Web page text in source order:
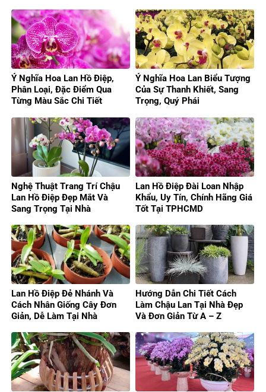
Ý Nghĩa Hoa Lan Hồ Điệp,
Phân Loại, Đặc Điểm Qua
Từng Màu Sắc Chi Tiết
Ý Nghĩa Hoa Lan Biểu Tượng
Của Sự Thanh Khiết, Sang
Trọng, Quý Phái
Nghệ Thuật Trang Trí Chậu
Lan Hồ Điệp Đẹp Mắt Và
Sang Trọng Tại Nhà
Lan Hồ Điệp Đài Loan Nhập
Khẩu, Uy Tín, Chính Hãng Giá
Tốt Tại TPHCMD
Lan Hồ Điệp Đẻ Nhánh Và
Cách Nhân Giống Cây Đơn
Giản, Dễ Làm Tại Nhà
Hướng Dẫn Chi Tiết Cách
Làm Chậu Lan Tại Nhà Đẹp
Và Đơn Giản Từ A – Z